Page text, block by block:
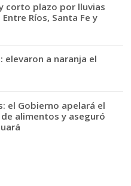
corto plazo por lluvias
Ríos, Santa Fe y
elevaron a naranja el
el Gobierno apelará el
alimentos y aseguró